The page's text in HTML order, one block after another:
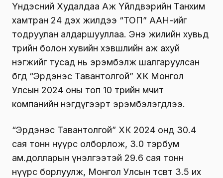
Үндэсний Худалдаа Аж Үйлдвэрийн Танхим
хамтран 24 дэх жилдээ “ТОП” ААН-ийг
тодруулан алдаршууллаа. Энэ жилийн хувьд
төрийн болон хувийн хэвшлийн аж ахуй
нэгжийг тусад нь эрэмбэлж шалгаруулсан
бөгөөд “Эрдэнэс Тавантолгой” ХК Монгол
Улсын 2024 оны топ 10 төрийн өмчит
компанийн нэгдүгээрт эрэмбэлэгдлээ.
“Эрдэнэс Тавантолгой” ХК 2024 онд 30.4
сая тонн нүүрс олборлож, 3.0 тэрбум
ам.долларын үнэлгээтэй 29.6 сая тонн
нүүрс борлуулж, Монгол Улсын төсөвт 3.5 их